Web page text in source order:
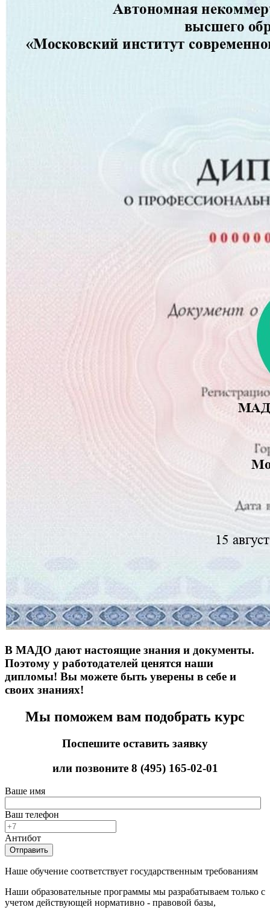
В МАДО дают настоящие знания и документы.
Поэтому у работодателей ценятся наши
дипломы! Вы можете быть уверены в себе и
своих знаниях!
Мы поможем вам подобрать курс
Поспешите оставить заявку
или позвоните 8 (495) 165-02-01
Ваше имя
Ваш телефон
Антибот
Отправить
Наше обучение соответствует государственным требованиям
Наши образовательные программы мы разрабатываем только с
учетом действующей нормативно - правовой базы,